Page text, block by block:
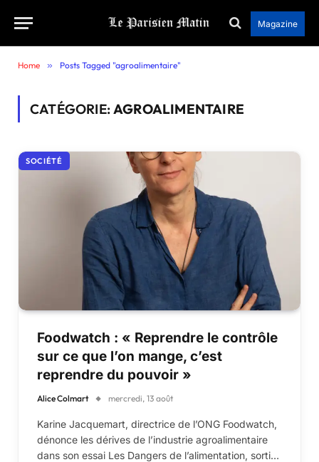
Magazine
Home » Posts Tagged "agroalimentaire"
CATÉGORIE:AGROALIMENTAIRE
SOCIÉTÉ
Foodwatch : « Reprendre le contrôle
sur ce que l’on mange, c’est
reprendre du pouvoir »
Alice Colmart mercredi, 13 août
Karine Jacquemart, directrice de l’ONG Foodwatch,
dénonce les dérives de l’industrie agroalimentaire
dans son essai Les Dangers de l’alimentation, sorti…